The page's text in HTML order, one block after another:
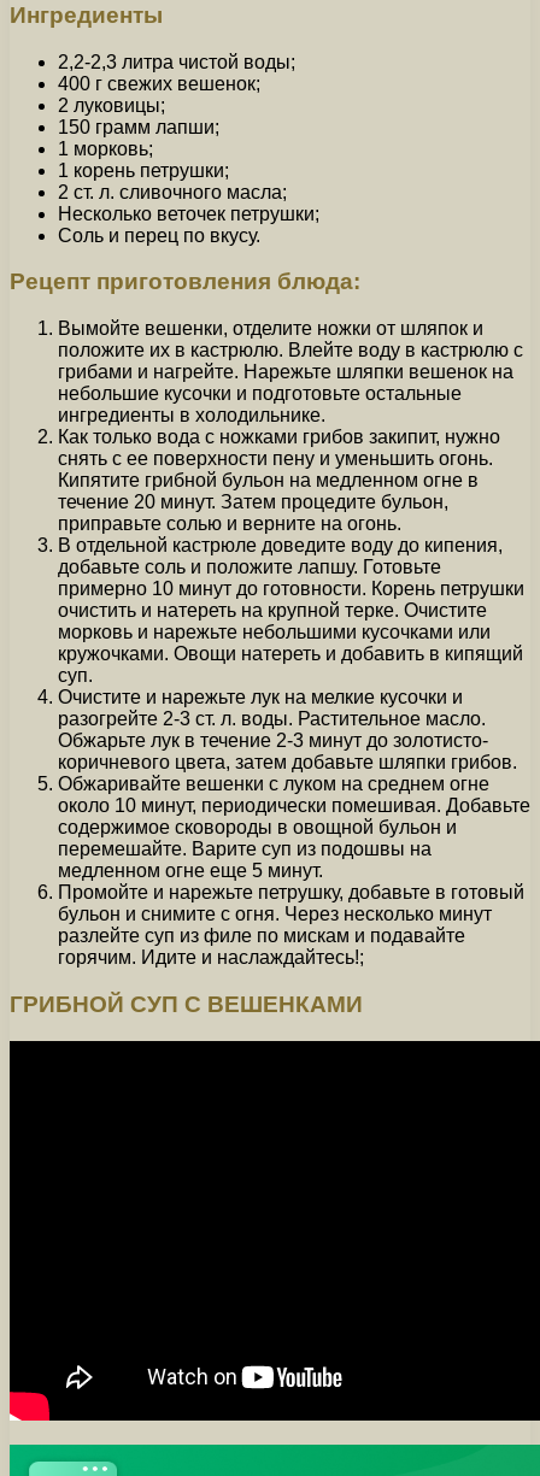
Ингредиенты
2,2-2,3 литра чистой воды;
400 г свежих вешенок;
2 луковицы;
150 грамм лапши;
1 морковь;
1 корень петрушки;
2 ст. л. сливочного масла;
Несколько веточек петрушки;
Соль и перец по вкусу.
Рецепт приготовления блюда:
Вымойте вешенки, отделите ножки от шляпок и
положите их в кастрюлю. Влейте воду в кастрюлю с
грибами и нагрейте. Нарежьте шляпки вешенок на
небольшие кусочки и подготовьте остальные
ингредиенты в холодильнике.
Как только вода с ножками грибов закипит, нужно
снять с ее поверхности пену и уменьшить огонь.
Кипятите грибной бульон на медленном огне в
течение 20 минут. Затем процедите бульон,
приправьте солью и верните на огонь.
В отдельной кастрюле доведите воду до кипения,
добавьте соль и положите лапшу. Готовьте
примерно 10 минут до готовности. Корень петрушки
очистить и натереть на крупной терке. Очистите
морковь и нарежьте небольшими кусочками или
кружочками. Овощи натереть и добавить в кипящий
суп.
Очистите и нарежьте лук на мелкие кусочки и
разогрейте 2-3 ст. л. воды. Растительное масло.
Обжарьте лук в течение 2-3 минут до золотисто-
коричневого цвета, затем добавьте шляпки грибов.
Обжаривайте вешенки с луком на среднем огне
около 10 минут, периодически помешивая. Добавьте
содержимое сковороды в овощной бульон и
перемешайте. Варите суп из подошвы на
медленном огне еще 5 минут.
Промойте и нарежьте петрушку, добавьте в готовый
бульон и снимите с огня. Через несколько минут
разлейте суп из филе по мискам и подавайте
горячим. Идите и наслаждайтесь!;
ГРИБНОЙ СУП С ВЕШЕНКАМИ